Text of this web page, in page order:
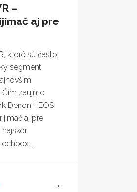
–
aj pre
ktoré sú často
segment.
Čím zaujme
Denon HEOS
aj pre